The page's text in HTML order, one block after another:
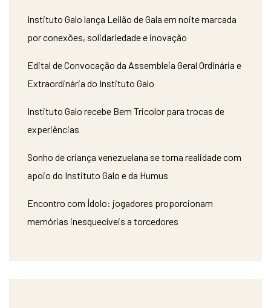
Instituto Galo lança Leilão de Gala em noite marcada
por conexões, solidariedade e inovação
Edital de Convocação da Assembleia Geral Ordinária e
Extraordinária do Instituto Galo
Instituto Galo recebe Bem Tricolor para trocas de
experiências
Sonho de criança venezuelana se torna realidade com
apoio do Instituto Galo e da Humus
Encontro com Ídolo: jogadores proporcionam
memórias inesquecíveis a torcedores